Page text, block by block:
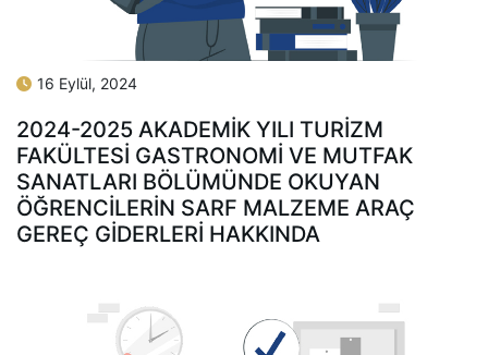
16 Eylül, 2024
2024-2025 AKADEMİK YILI TURİZM
FAKÜLTESİ GASTRONOMİ VE MUTFAK
SANATLARI BÖLÜMÜNDE OKUYAN
ÖĞRENCİLERİN SARF MALZEME ARAÇ
GEREÇ GİDERLERİ HAKKINDA